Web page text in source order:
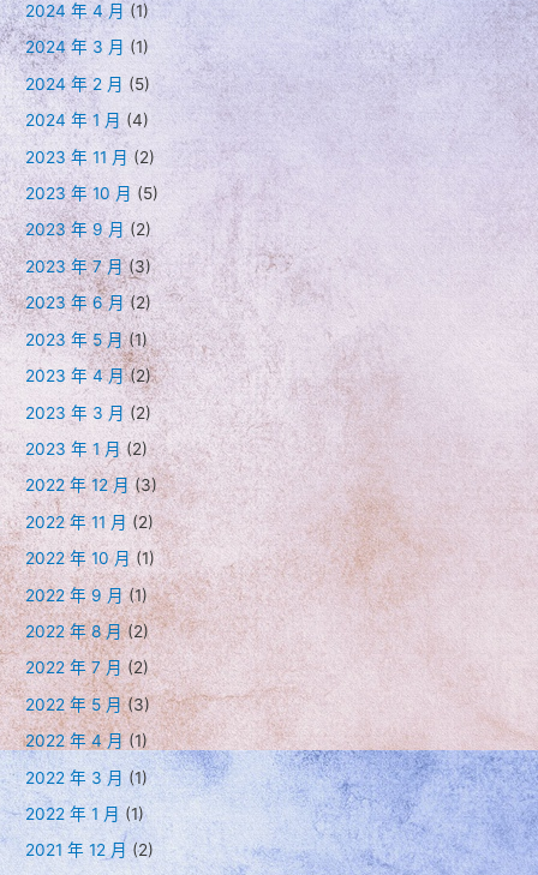
2024 年 4 月 (1)
2024 年 3 月 (1)
2024 年 2 月 (5)
2024 年 1 月(4)
2023 年 11 月(2)
2023 年 10 月 (5)
2023 年 9 月(2)
2023 年 7 月(3)
2023 年 6 月(2)
2023 年 5 月(1)
2023 年 4 月(2)
2023 年 3 月 (2)
2023 年 1 月 (2)
2022 年 12 月(3)
2022 年 11 月 (2)
2022 年 10 月(1)
2022 年 9 月(1)
2022 年 8 月(2)
2022 年 7 月(2)
2022 年 5 月(3)
2022 年 4 月(1)
2022 年 3 月 (1)
2022 年 1 月 (1)
2021 年 12 月 (2)